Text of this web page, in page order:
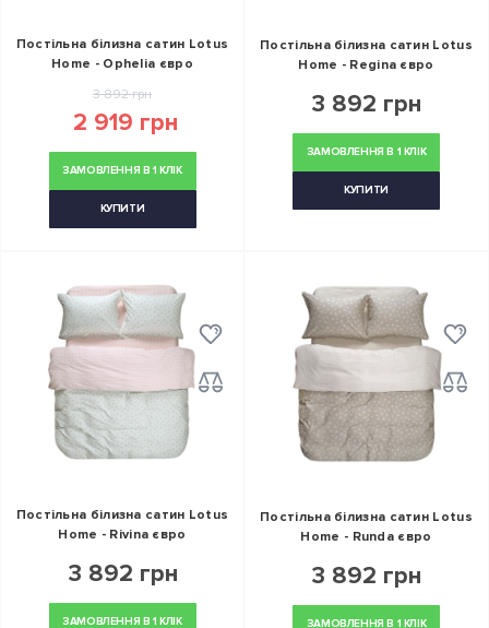
Постільна білизна сатин Lotus
Home - Ophelia євро
3 892 грн
2 919 грн
ЗАМОВЛЕННЯ В 1 КЛІК
КУПИТИ
Постільна білизна сатин Lotus
Home - Regina євро
3 892 грн
ЗАМОВЛЕННЯ В 1 КЛІК
КУПИТИ
Постільна білизна сатин Lotus
Home - Rivina євро
3 892 грн
ЗАМОВЛЕННЯ В 1 КЛІК
Постільна білизна сатин Lotus
Home - Runda євро
3 892 грн
ЗАМОВЛЕННЯ В 1 КЛІК